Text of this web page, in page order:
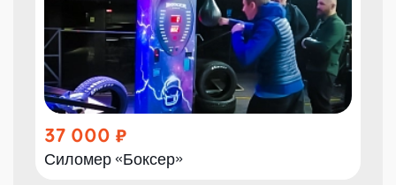
37 000
Силомер «Боксер»